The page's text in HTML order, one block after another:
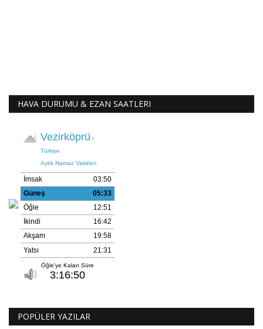
HAVA DURUMU & EZAN SAATLERI
POPÜLER YAZILAR